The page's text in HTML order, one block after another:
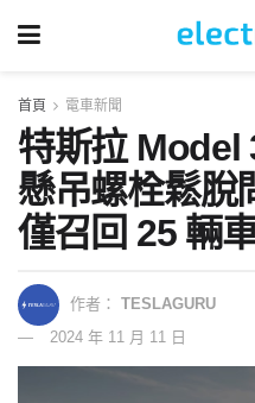
首頁 電車新聞
特斯拉 Model
懸吊螺栓鬆脫
僅召回 25 輛
作者： TESLAGURU
2024 年 11 月 11 日